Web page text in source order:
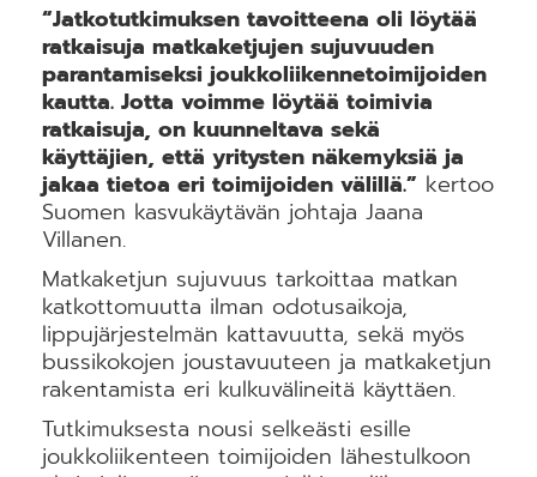
“Jatkotutkimuksen tavoitteena oli löytää
ratkaisuja matkaketjujen sujuvuuden
parantamiseksi joukkoliikennetoimijoiden
kautta.​ Jotta voimme löytää toimivia
ratkaisuja, on kuunneltava sekä
käyttäjien, että yritysten näkemyksiä ja
jakaa tietoa eri toimijoiden välillä.” kertoo
Suomen kasvukäytävän johtaja Jaana
Villanen.
Matkaketjun sujuvuus tarkoittaa matkan
katkottomuutta ilman odotusaikoja,
lippujärjestelmän kattavuutta, sekä myös
bussikokojen joustavuuteen ja matkaketjun
rakentamista eri kulkuvälineitä käyttäen.
Tutkimuksesta nousi selkeästi esille
joukkoliikenteen toimijoiden lähestulkoon